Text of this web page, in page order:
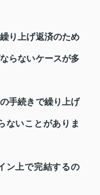
り上げ返済のため
らないケースが多
手続きで繰り上げ
ないことがありま
ン上で完結するの